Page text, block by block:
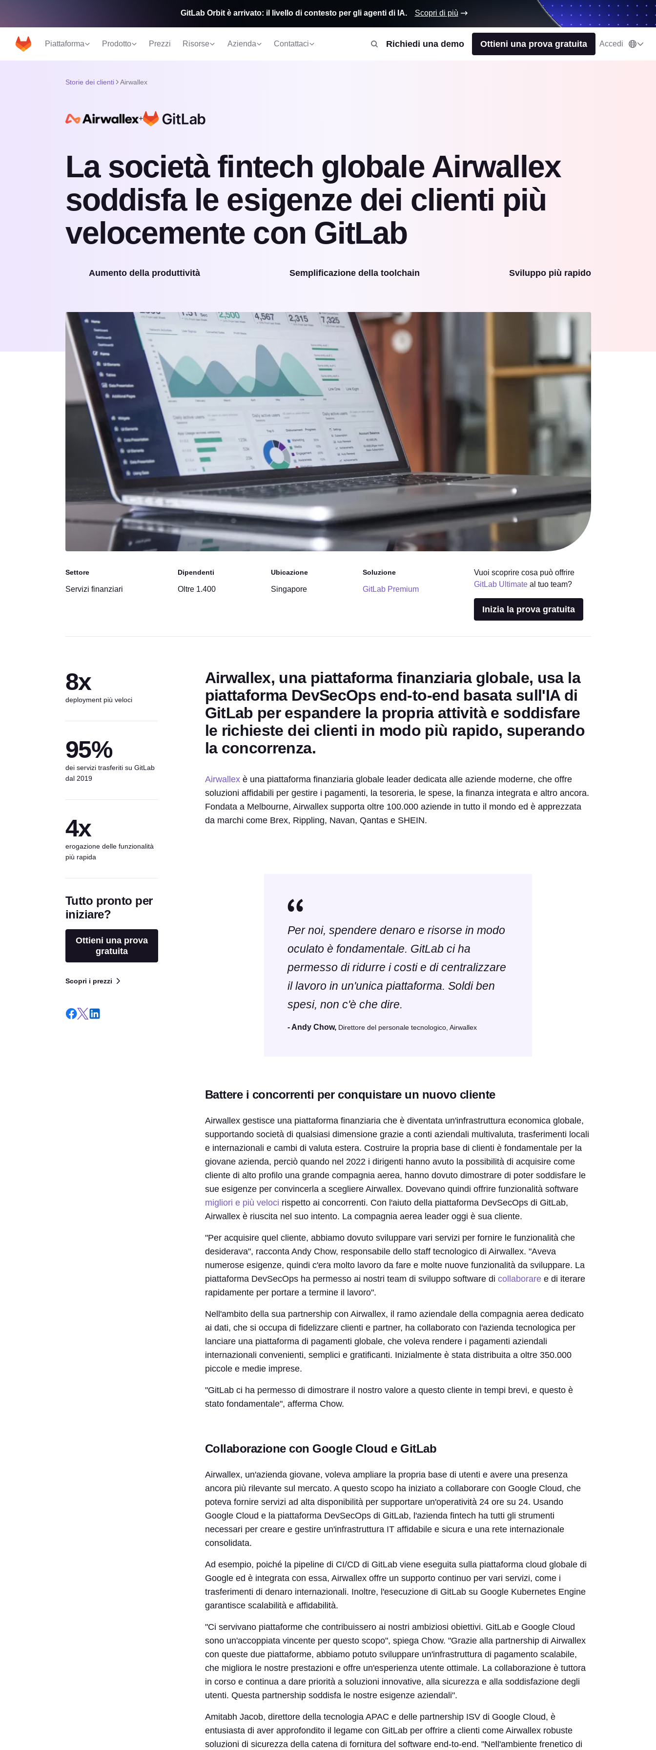
Piattaforma Prodotto Prezzi Risorse Azienda Contattaci Richiedi una demo Ottieni una prova gratuita Accedi
GitLab Orbit è arrivato: il livello di contesto per gli agenti di IA. Scopri di più
Storie dei clienti Airwallex
+
La società fintech globale Airwallex
soddisfa le esigenze dei clienti più
velocemente con GitLab
Aumento della produttività Semplificazione della toolchain Sviluppo più rapido
Settore
Servizi finanziari
Dipendenti
Oltre 1.400
Ubicazione
Singapore
Soluzione
GitLab Premium
Vuoi scoprire cosa può offrire
GitLab Ultimateal tuo team?
Inizia la prova gratuita
8x
deployment più veloci
95%
dei servizi trasferiti su GitLab
dal 2019
4x
erogazione delle funzionalità
più rapida
Tutto pronto per
iniziare?
Ottieni una prova
gratuita
Scopri i prezzi
Airwallex, una piattaforma finanziaria globale, usa la
piattaforma DevSecOps end-to-end basata sull'IA di
GitLab per espandere la propria attività e soddisfare
le richieste dei clienti in modo più rapido, superando
la concorrenza.
Airwallexè una piattaforma finanziaria globale leader dedicata alle aziende moderne, che offre
soluzioni affidabili per gestire i pagamenti, la tesoreria, le spese, la finanza integrata e altro ancora.
Fondata a Melbourne, Airwallex supporta oltre 100.000 aziende in tutto il mondo ed è apprezzata
da marchi come Brex, Rippling, Navan, Qantas e SHEIN.
Per noi, spendere denaro e risorse in modo
oculato è fondamentale. GitLab ci ha
permesso di ridurre i costi e di centralizzare
il lavoro in un'unica piattaforma. Soldi ben
spesi, non c'è che dire.
- Andy Chow, Direttore del personale tecnologico, Airwallex
Battere i concorrenti per conquistare un nuovo cliente
Airwallex gestisce una piattaforma finanziaria che è diventata un'infrastruttura economica globale,
supportando società di qualsiasi dimensione grazie a conti aziendali multivaluta, trasferimenti locali
e internazionali e cambi di valuta estera. Costruire la propria base di clienti è fondamentale per la
giovane azienda, perciò quando nel 2022 i dirigenti hanno avuto la possibilità di acquisire come
cliente di alto profilo una grande compagnia aerea, hanno dovuto dimostrare di poter soddisfare le
sue esigenze per convincerla a scegliere Airwallex. Dovevano quindi offrire funzionalità software
migliori e più veloci rispetto ai concorrenti. Con l'aiuto della piattaforma DevSecOps di GitLab,
Airwallex è riuscita nel suo intento. La compagnia aerea leader oggi è sua cliente.
"Per acquisire quel cliente, abbiamo dovuto sviluppare vari servizi per fornire le funzionalità che
desiderava", racconta Andy Chow, responsabile dello staff tecnologico di Airwallex. "Aveva
numerose esigenze, quindi c'era molto lavoro da fare e molte nuove funzionalità da sviluppare. La
piattaforma DevSecOps ha permesso ai nostri team di sviluppo software di collaboraree di iterare
rapidamente per portare a termine il lavoro".
Nell'ambito della sua partnership con Airwallex, il ramo aziendale della compagnia aerea dedicato
ai dati, che si occupa di fidelizzare clienti e partner, ha collaborato con l'azienda tecnologica per
lanciare una piattaforma di pagamenti globale, che voleva rendere i pagamenti aziendali
internazionali convenienti, semplici e gratificanti. Inizialmente è stata distribuita a oltre 350.000
piccole e medie imprese.
"GitLab ci ha permesso di dimostrare il nostro valore a questo cliente in tempi brevi, e questo è
stato fondamentale", afferma Chow.
Collaborazione con Google Cloud e GitLab
Airwallex, un'azienda giovane, voleva ampliare la propria base di utenti e avere una presenza
ancora più rilevante sul mercato. A questo scopo ha iniziato a collaborare con Google Cloud, che
poteva fornire servizi ad alta disponibilità per supportare un'operatività 24 ore su 24. Usando
Google Cloud e la piattaforma DevSecOps di GitLab, l'azienda fintech ha tutti gli strumenti
necessari per creare e gestire un'infrastruttura IT affidabile e sicura e una rete internazionale
consolidata.
Ad esempio, poiché la pipeline di CI/CD di GitLab viene eseguita sulla piattaforma cloud globale di
Google ed è integrata con essa, Airwallex offre un supporto continuo per vari servizi, come i
trasferimenti di denaro internazionali. Inoltre, l'esecuzione di GitLab su Google Kubernetes Engine
garantisce scalabilità e affidabilità.
"Ci servivano piattaforme che contribuissero ai nostri ambiziosi obiettivi. GitLab e Google Cloud
sono un'accoppiata vincente per questo scopo", spiega Chow. "Grazie alla partnership di Airwallex
con queste due piattaforme, abbiamo potuto sviluppare un'infrastruttura di pagamento scalabile,
che migliora le nostre prestazioni e offre un'esperienza utente ottimale. La collaborazione è tuttora
in corso e continua a dare priorità a soluzioni innovative, alla sicurezza e alla soddisfazione degli
utenti. Questa partnership soddisfa le nostre esigenze aziendali".
Amitabh Jacob, direttore della tecnologia APAC e delle partnership ISV di Google Cloud, è
entusiasta di aver approfondito il legame con GitLab per offrire a clienti come Airwallex robuste
soluzioni di sicurezza della catena di fornitura del software end-to-end. "Nell'ambiente frenetico di